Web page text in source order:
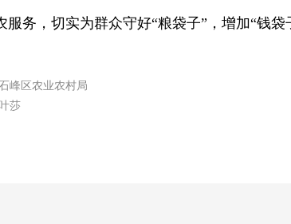
服务，切实为群众守好“粮袋子”，增加“钱袋
峰区农业农村局
莎